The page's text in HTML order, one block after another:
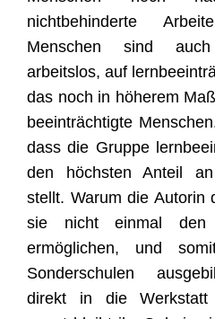
nichtbehinderte
Menschen sind
arbeitslos, auf
das noch in höherem
beeinträchtigte
dass die Gruppe
den höchsten Anteil an
stellt. Warum die Autorin
sie nicht einmal den
ermöglichen, und
Sonderschulen
direkt in die Werkstatt